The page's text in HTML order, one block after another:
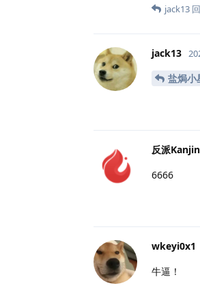
jack13
jack13
盐焗小
反派Kanjin
6666
wkeyi0x1
牛逼！